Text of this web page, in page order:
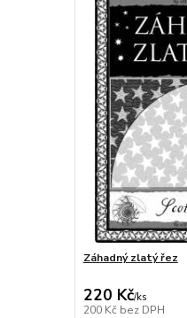
Záhadný zlatý řez
220 Kč/ks
200 Kč bez DPH